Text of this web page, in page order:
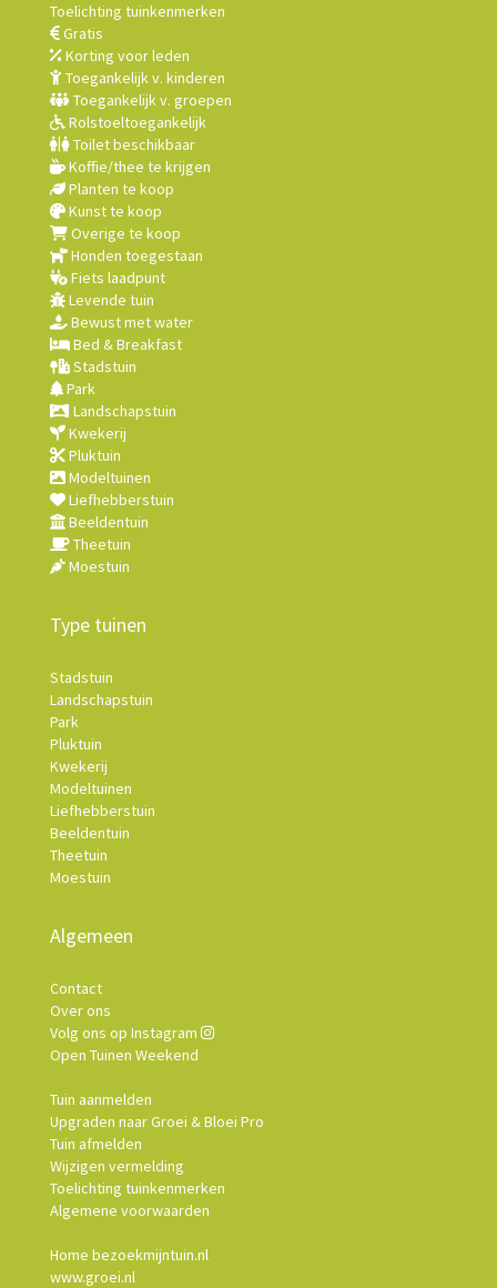
Toelichting tuinkenmerken
Gratis
Korting voor leden
Toegankelijk v. kinderen
Toegankelijk v. groepen
Rolstoeltoegankelijk
Toilet beschikbaar
Koffie/thee te krijgen
Planten te koop
Kunst te koop
Overige te koop
Honden toegestaan
Fiets laadpunt
Levende tuin
Bewust met water
Bed & Breakfast
Stadstuin
Park
Landschapstuin
Kwekerij
Pluktuin
Modeltuinen
Liefhebberstuin
Beeldentuin
Theetuin
Moestuin
Type tuinen
Stadstuin
Landschapstuin
Park
Pluktuin
Kwekerij
Modeltuinen
Liefhebberstuin
Beeldentuin
Theetuin
Moestuin
Algemeen
Contact
Over ons
Volg ons op Instagram
Open Tuinen Weekend
Tuin aanmelden
Upgraden naar Groei & Bloei Pro
Tuin afmelden
Wijzigen vermelding
Toelichting tuinkenmerken
Algemene voorwaarden
Home bezoekmijntuin.nl
www.groei.nl